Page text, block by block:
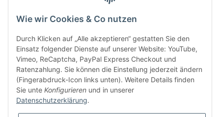
Bitte senden Sie mir entsprechend IhrerDatenschutzerklärungregelmäßig und
jederzeit widerruflich Informationen zu Ihrem Produktsortiment per E-Mail zu.
Wie wir Cookies & Co nutzen
Durch Klicken auf „Alle akzeptieren“ gestatten Sie den
Einsatz folgender Dienste auf unserer Website: YouTube,
Vimeo, ReCaptcha, PayPal Express Checkout und
Ratenzahlung. Sie können die Einstellung jederzeit ändern
(Fingerabdruck-Icon links unten). Weitere Details finden
Sie unte Konfigurieren und in unserer
Datenschutzerklärung.